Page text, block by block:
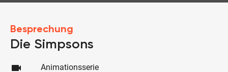
Besprechung
Die Simpsons
videocam Animationsserie